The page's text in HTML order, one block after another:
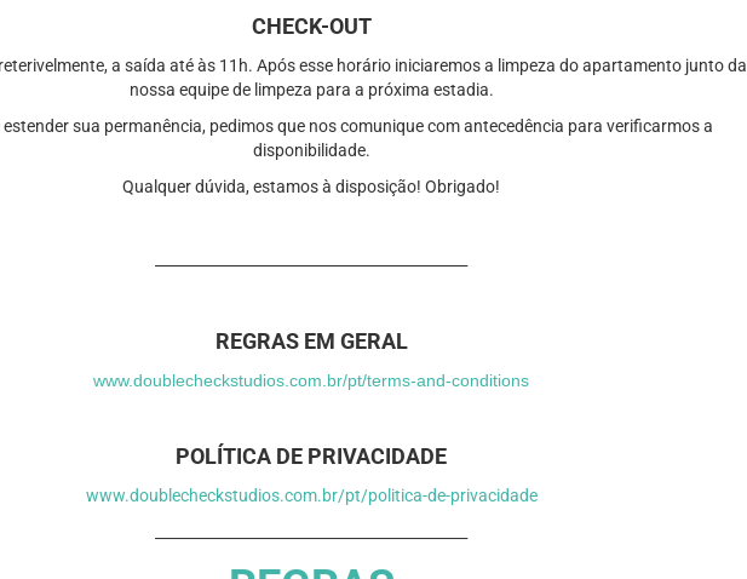
CHECK-OUT
a saída até às 11h. Após esse horário iniciaremos a limpeza do apartamento junto da
nossa equipe de limpeza para a próxima estadia.
estender sua permanência, pedimos que nos comunique com antecedência para verificarmos a
disponibilidade.
Qualquer dúvida, estamos à disposição! Obrigado!
REGRAS EM GERAL
www.doublecheckstudios.com.br/pt/terms-and-conditions
POLÍTICA DE PRIVACIDADE
www.doublecheckstudios.com.br/pt/politica-de-privacidade